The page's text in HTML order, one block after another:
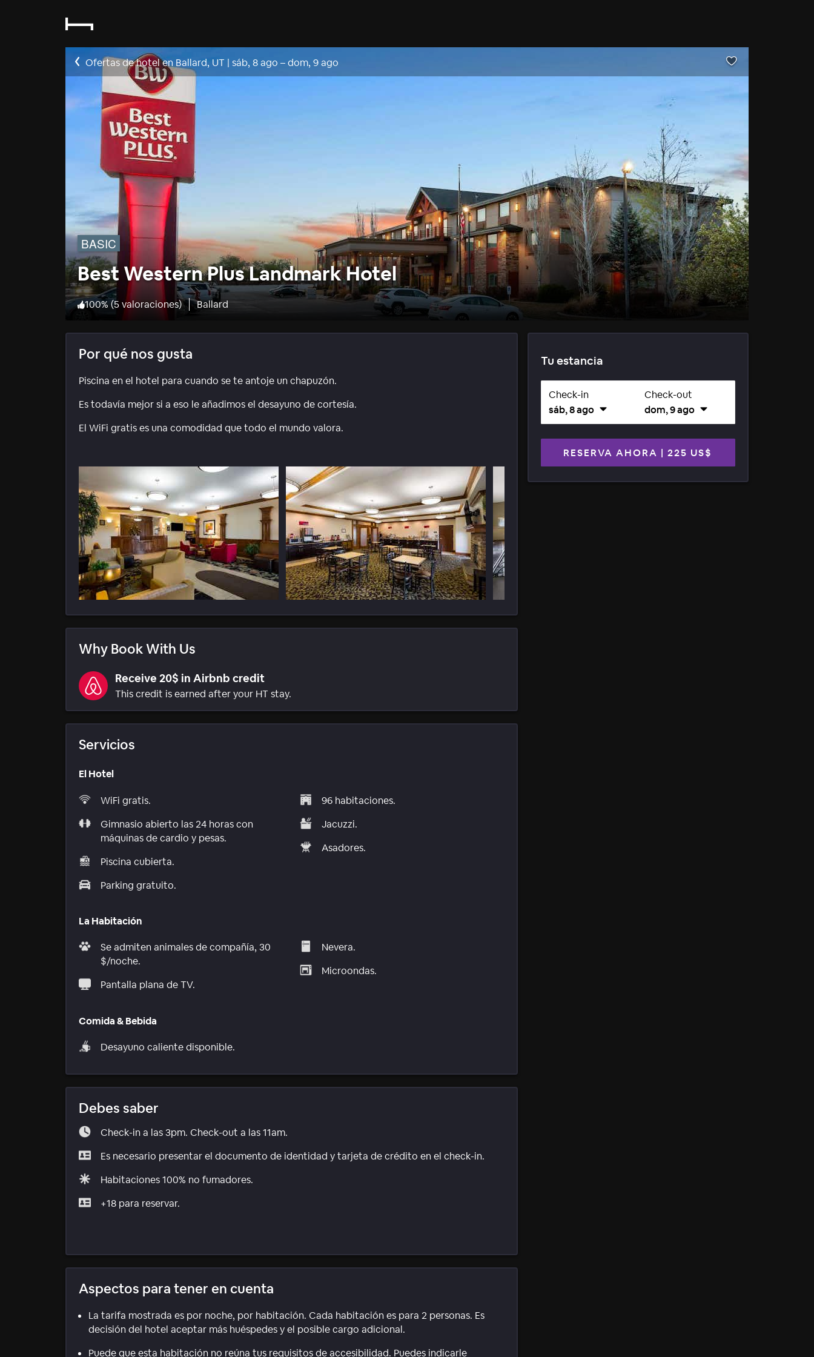
Ofertas de hotel en Ballard, UT | sáb, 8 ago –dom, 9 ago
BASIC
Best Western Plus Landmark Hotel
100% (5 valoraciones) Ballard
Por qué nos gusta
Piscina en el hotel para cuando se te antoje un chapuzón.
Es todavía mejor si a eso le añadimos el desayuno de cortesía.
El WiFi gratis es una comodidad que todo el mundo valora.
Why Book With Us
Receive 20$ in Airbnb credit
This credit is earned after your HT stay.
Servicios
El Hotel
WiFi gratis.
Gimnasio abierto las 24 horas con
máquinas de cardio y pesas.
Piscina cubierta.
Parking gratuito.
96 habitaciones.
Jacuzzi.
Asadores.
La Habitación
Se admiten animales de compañía, 30
$/noche.
Pantalla plana de TV.
Nevera.
Microondas.
Comida & Bebida
Desayuno caliente disponible.
Debes saber
Check-in a las 3pm. Check-out a las 11am.
Es necesario presentar el documento de identidad y tarjeta de crédito en el check-in.
Habitaciones 100% no fumadores.
+18 para reservar.
Aspectos para tener en cuenta
La tarifa mostrada es por noche, por habitación. Cada habitación es para 2 personas. Es
decisión del hotel aceptar más huéspedes y el posible cargo adicional.
Puede que esta habitación no reúna tus requisitos de accesibilidad. Puedes indicarle
Tu estancia
Check-in
sáb, 8 ago
Check-out
dom, 9 ago
RESERVA AHORA | 225 US$